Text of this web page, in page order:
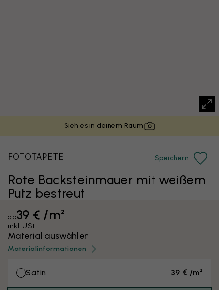
Sieh es in deinem Raum
Rote Backsteinmauer mit weißem
Putz bestreut
FOTOTAPETE Speichern
ab39 € /m²
inkl. USt.
Material auswählen
Materialinformationen
Satin 39 € /m²